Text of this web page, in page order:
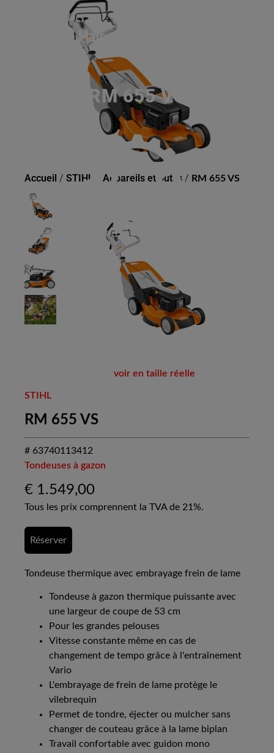
RM 655 VS
Accueil / STIHL Appareils et outils / RM 655 VS
voir en taille réelle
STIHL
RM 655 VS
# 63740113412
Tondeuses à gazon
€ 1.549,00
Tous les prix comprennent la TVA de 21%.
Réserver
Tondeuse thermique avec embrayage frein de lame
Tondeuse à gazon thermique puissante avec
une largeur de coupe de 53 cm
Pour les grandes pelouses
Vitesse constante même en cas de
changement de tempo grâce à l'entraînement
Vario
L'embrayage de frein de lame protège le
vilebrequin
Permet de tondre, éjecter ou mulcher sans
changer de couteau grâce à la lame biplan
Travail confortable avec guidon mono